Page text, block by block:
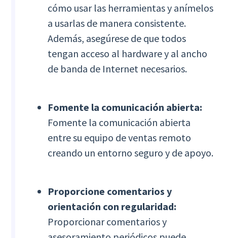
cómo usar las herramientas y anímelos
a usarlas de manera consistente.
Además, asegúrese de que todos
tengan acceso al hardware y al ancho
de banda de Internet necesarios.
Fomente la comunicación abierta:
Fomente la comunicación abierta
entre su equipo de ventas remoto
creando un entorno seguro y de apoyo.
Proporcione comentarios y
orientación con regularidad:
Proporcionar comentarios y